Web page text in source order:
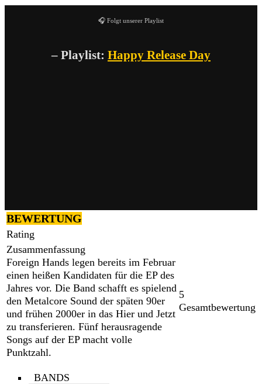
🎧 Folgt unserer Playlist
– Playlist: Happy Release Day
BEWERTUNG
Rating
Zusammenfassung
Foreign Hands legen bereits im Februar
einen heißen Kandidaten für die EP des
Jahres vor. Die Band schafft es spielend
den Metalcore Sound der späten 90er
und frühen 2000er in das Hier und Jetzt
zu transferieren. Fünf herausragende
Songs auf der EP macht volle
Punktzahl.
5
Gesamtbewertung
BANDS